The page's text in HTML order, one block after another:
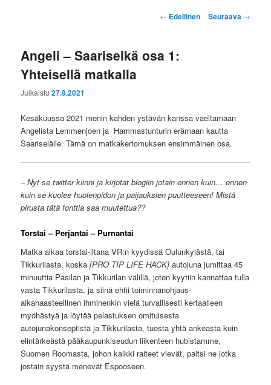
Artikkelien
← Edellinen Seuraava →
Angeli – Saariselkä osa 1:
Yhteisellä matkalla
Julkaistu27.9.2021
Kesäkuussa 2021 menin kahden ystävän kanssa vaeltamaan
Angelista Lemmenjoen ja Hammastunturin erämaan kautta
Saariselälle. Tämä on matkakertomuksen ensimmäinen osa.
– Nyt se twitter kiinni ja kirjotat blogiin jotain ennen kuin… ennen
kuin se kuolee huolenpidon ja paijauksien puutteeseen! Mistä
pirusta tätä fonttia saa muutettua??
Torstai – Perjantai – Purnantai
Matka alkaa torstai-iltana VR:n kyydissä Oulunkylästä, tai
Tikkurilasta, koska[PRO TIP LIFE HACK] autojuna jumittaa 45
minuuttia Pasilan ja Tikkurilan välillä, joten kyytiin kannattaa tulla
vasta Tikkurilasta, ja siinä ehtii toiminnanohjaus-
aikahaasteellinen ihminenkin vielä turvallisesti kertaalleen
myöhästyä ja löytää pelastuksen omituisesta
autojunakonseptista ja Tikkurilasta, tuosta yhtä ankeasta kuin
elintärkeästä pääkaupunkiseudun liikenteen hubistamme,
Suomen Roomasta, johon kaikki raiteet vievät, paitsi ne jotka
jostain syystä menevät Espooseen.